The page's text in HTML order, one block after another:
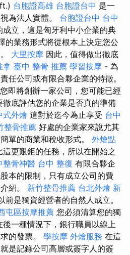
台胞證高雄 台胞證台中 是一
為法人實體。 台胞證台中 台中
成立，這是匈牙利中小企業的典
的業務形式將從根本上決定您公
大里按摩 因此，值得做出徹底
拿 臺中 整骨 推薦 學習按摩 - 為
任公司或有限合夥企業的特徵。
即將創辦一家公司，您可能已經
底評估您的企業是否真的準備
式外燴 這對於迄今為止享受 台中
整骨推薦 好處的企業家來說尤其
單的商業和稅收形式。 外燴點
更艱鉅的任務，所以在開始之
整骨神醫 台中 整復 有限合夥企
本的限制，只有成立公司的費
紹。 新竹整骨推薦 台北外燴 新
前是獨資經營者的自然人成立。
屯區按摩推薦 您必須清算您的獨
一種情況下，銀行職員以線上
的發票。 學按摩 外燴服務 在這
是記錄公司高層或簽字人的簽